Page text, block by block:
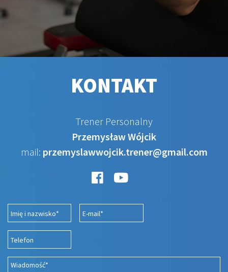
KONTAKT
Trener Personalny
Przemysław Wójcik
mail: przemyslawwojcik.trener@gmail.com